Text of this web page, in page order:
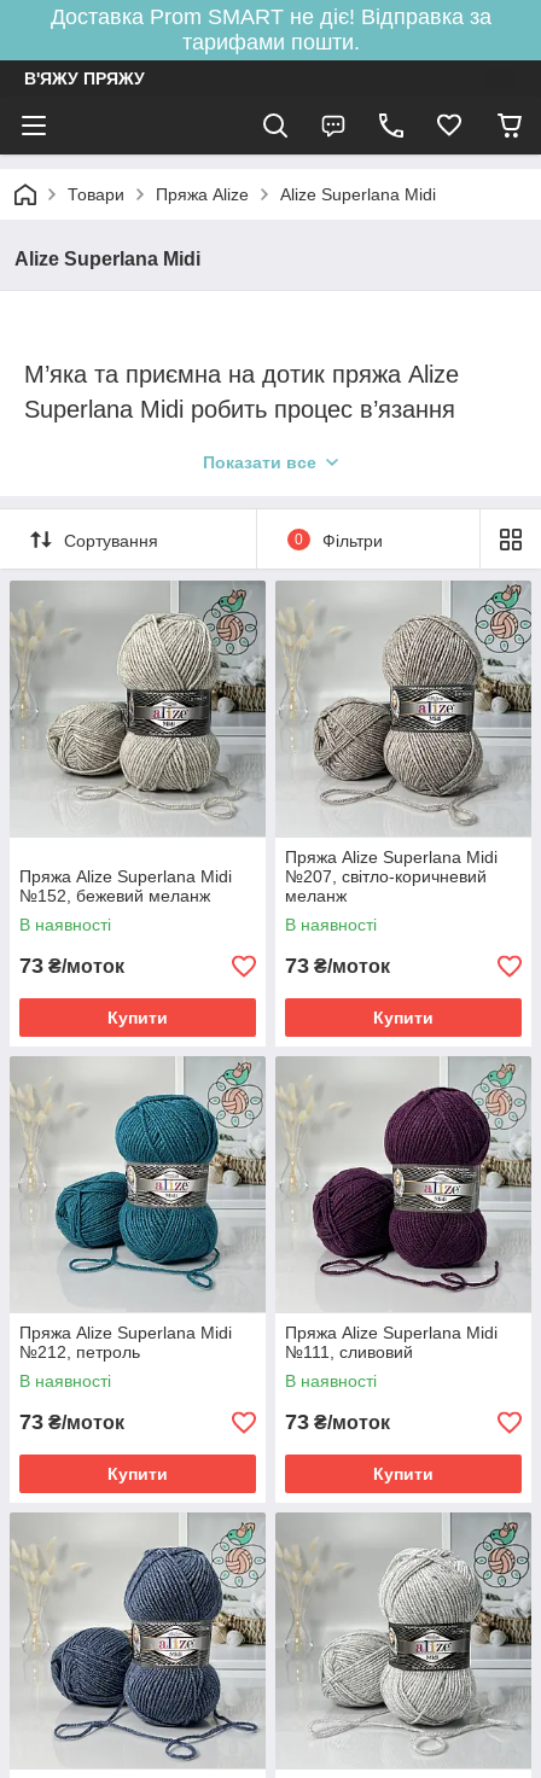
Доставка Prom SMART не діє! Відправка за
тарифами пошти.
В'ЯЖУ ПРЯЖУ
Товари Пряжа Alize Alize Superlana Midi
Alize Superlana Midi
М’яка та приємна на дотик пряжа Alize
Superlana Midi робить процес в’язання
без перекосів. Це оптимальний варіант для
виробів на холодну пору року, адже вона
справді тепла й затишна. Її обирають для
реалізації як повсякденних, так і
авторських проєктів.
Купити пряжу Alize Superlana Midi
Показати все
Сортування 0 Фільтри
Пряжа Alize Superlana Midi
№152, бежевий меланж
В наявності
73 ₴/моток
Купити
Пряжа Alize Superlana Midi
№207, світло-коричневий
меланж
В наявності
73 ₴/моток
Купити
Пряжа Alize Superlana Midi
№212, петроль
В наявності
73 ₴/моток
Купити
Пряжа Alize Superlana Midi
№111, сливовий
В наявності
73 ₴/моток
Купити